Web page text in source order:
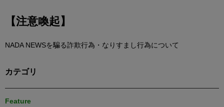
【注意喚起】
NADA NEWSを騙る詐欺行為・なりすまし行為について
カテゴリ
Feature